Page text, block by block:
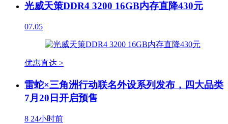
光威天策DDR4 3200 16GB内存直降430元
07.05
优惠直达 >
雷蛇×三角洲行动联名外设系列发布，四大品类
7月20日开启预售
8 24小时前